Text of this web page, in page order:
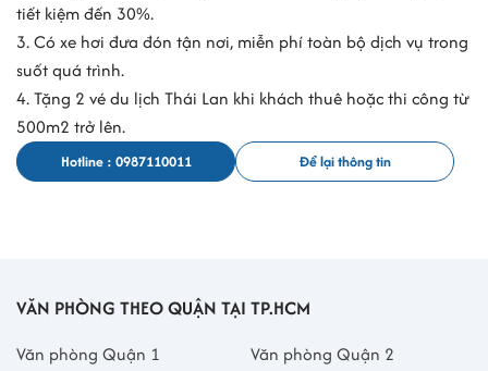
tiết kiệm đến 30%.
3. Có xe hơi đưa đón tận nơi, miễn phí toàn bộ dịch vụ trong
suốt quá trình.
4. Tặng 2 vé du lịch Thái Lan khi khách thuê hoặc thi công từ
500m2 trở lên.
Hotline : 0987110011 Để lại thông tin
VĂN PHÒNG THEO QUẬN TẠI TP.HCM
Văn phòng Quận 1
Văn phòng Quận 2